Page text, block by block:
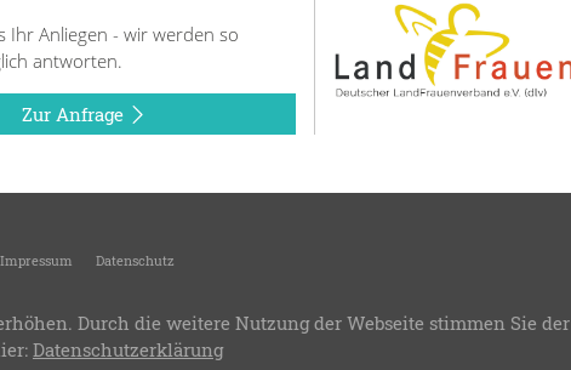
Ihr Anliegen - wir werden so
antworten.
Zur Anfrage
Impressum
Datenschutz
Württemberg-Baden e.V.-Design & Programmierung:bzweic GmbH
Durch die weitere Nutzung der Webseite stimmen Sie der
Datenschutzerklärung